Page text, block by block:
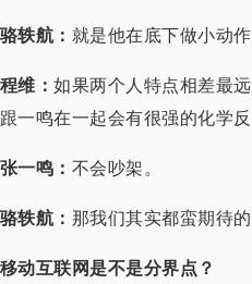
骆轶航： 就是他在底下做小动
程维： 如果两个人特点相差最
跟一鸣在一起会有很强的化学
张一鸣： 不会吵架。
骆轶航： 那我们其实都蛮期待
移动互联网是不是分界点？